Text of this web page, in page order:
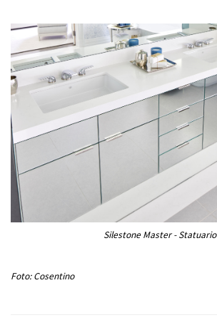
Silestone Master - Statuario
Foto: Cosentino